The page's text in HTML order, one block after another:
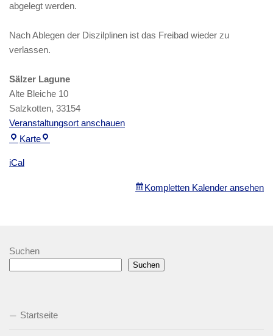
abgelegt werden.
Nach Ablegen der Diszilplinen ist das Freibad wieder zu
verlassen.
Sälzer Lagune
Alte Bleiche 10
Salzkotten, 33154
Veranstaltungsort anschauen
KarteSälzer
iCal
Kompletten Kalender ansehen
Suchen
Suchen
Startseite